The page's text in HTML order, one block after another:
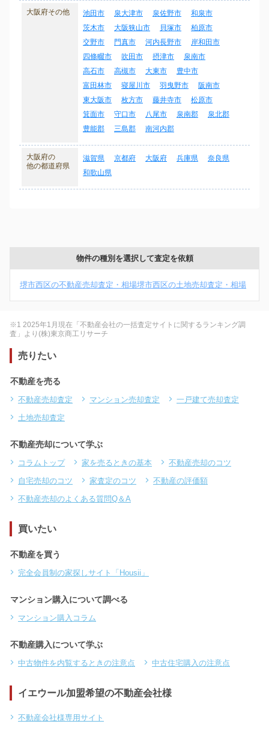
大阪府その他 池田市 泉大津市 泉佐野市
和泉市
茨木市
大阪狭山市 貝塚市
柏原市
交野市
門真市 河内長野市
岸和田市
四條畷市
吹田市 摂津市
泉南市
高石市
高槻市 大東市
豊中市
富田林市
寝屋川市 羽曳野市
阪南市
東大阪市
枚方市 藤井寺市
松原市
箕面市
守口市 八尾市 泉南郡
泉北郡
豊能郡
三島郡 南河内郡
大阪府の
他の都道府県
滋賀県 京都府 大阪府 兵庫県
奈良県
和歌山県
物件の種別を選択して査定を依頼
堺市西区の不動産売却査定・相場堺市西区の土地売却査定・相場
※1 2025年1月現在「不動産会社の一括査定サイトに関するランキング調
査」より(株)東京商工リサーチ
売りたい
不動産を売る
不動産売却査定 マンション売却査定
一戸建て売却査定
土地売却査定
不動産売却について学ぶ
コラムトップ 家を売るときの基本
不動産売却のコツ
自宅売却のコツ
家査定のコツ
不動産の評価額
不動産売却のよくある質問Q＆A
買いたい
不動産を買う
完全会員制の家探しサイト「Housii」
マンション購入について調べる
マンション購入コラム
不動産購入について学ぶ
中古物件を内覧するときの注意点 中古住宅購入の注意点
イエウール加盟希望の不動産会社様
不動産会社様専用サイト